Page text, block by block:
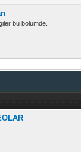
bu bölümde.